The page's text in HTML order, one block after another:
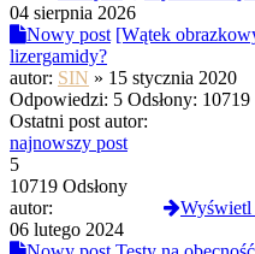
04 sierpnia 2026
Nowy post [Wątek
lizergamidy?
autor: SIN » 15 stycznia 2020
Odpowiedzi: 5 Odsłony: 10719
Ostatni post autor:
najnowszy post
5
10719 Odsłony
autor:
Wyświetl
06 lutego 2024